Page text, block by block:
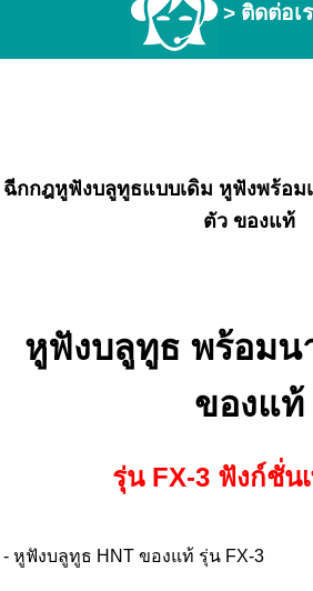
> ติดต่อเ
ฉีกกฎหูฟังบลูทูธแบบเดิม หูฟังพร้อม
ตัว ของแท้
หูฟังบลูทูธ พร้อมน
ของแท้
รุ่น FX-3 ฟังก์ชั่น
- หูฟังบลูทูธ HNT ของแท้ รุ่น FX-3